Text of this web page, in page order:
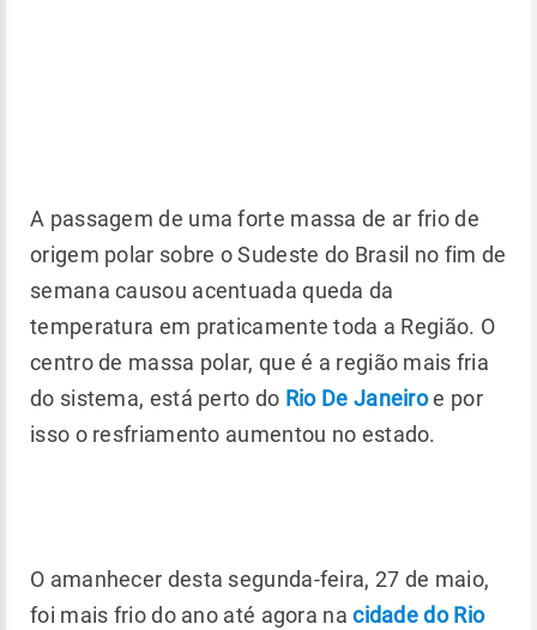
A passagem de uma forte massa de ar frio de
origem polar sobre o Sudeste do Brasil no fim de
semana causou acentuada queda da
temperatura em praticamente toda a Região. O
centro de massa polar, que é a região mais fria
do sistema, está perto do Rio De Janeiroe por
isso o resfriamento aumentou no estado.
O amanhecer desta segunda-feira, 27 de maio,
foi mais frio do ano até agora na cidade do Rio